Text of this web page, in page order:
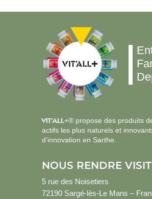
VIT’ALL+® propose des produits
actifs les plus naturels et
d’innovation en Sarthe.
NOUS RENDRE
5 rue des Noisetiers
72190 Sargé-lès-Le Mans –